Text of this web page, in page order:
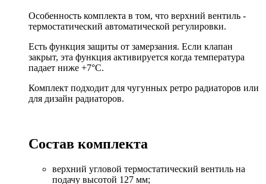
Особенность комплекта в том, что верхний вентиль -
термостатический автоматической регулировки.
Есть функция защиты от замерзания. Если клапан
закрыт, эта функция активируется когда температура
падает ниже +7°C.
Комплект подходит для чугунных ретро радиаторов или
для дизайн радиаторов.
Состав комплекта
верхний угловой термостатический вентиль на
подачу высотой 127 мм;